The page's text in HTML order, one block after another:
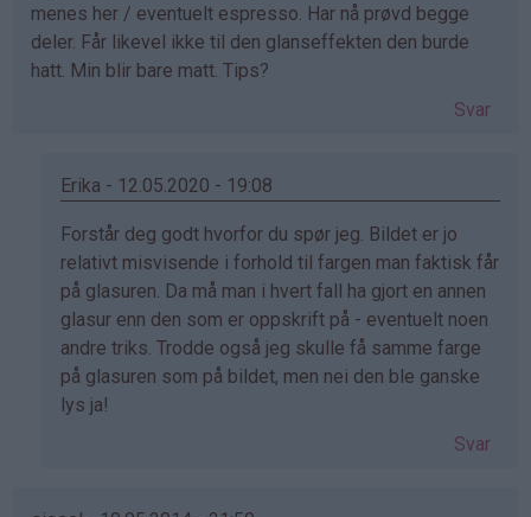
menes her / eventuelt espresso. Har nå prøvd begge
deler. Får likevel ikke til den glanseffekten den burde
hatt. Min blir bare matt. Tips?
Svar
Erika - 12.05.2020 - 19:08
Som
svar
på
av
Thomas
(ikke
bekreftet)
Forstår deg godt hvorfor du spør jeg. Bildet er jo
relativt misvisende i forhold til fargen man faktisk får
på glasuren. Da må man i hvert fall ha gjort en annen
glasur enn den som er oppskrift på - eventuelt noen
andre triks. Trodde også jeg skulle få samme farge
på glasuren som på bildet, men nei den ble ganske
lys ja!
Svar